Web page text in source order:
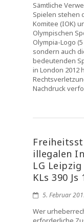
Sämtliche
Spielen stehen
Komitee (IOK)
Olympischen
Olympia-Logo
sondern auch
bedeutenden
in London 2012
Nachdruck
illegalen
LG Leipzig
KLs 390 Js
5. Februar
Wer